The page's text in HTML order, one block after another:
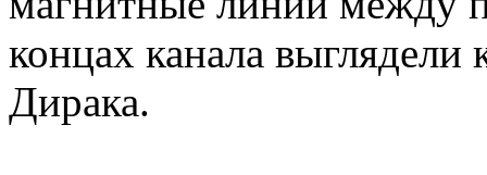
концах канала
Дирака.